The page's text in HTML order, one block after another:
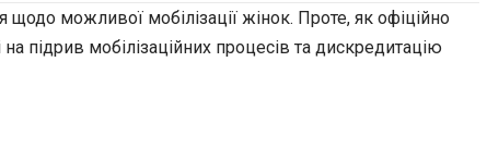
можливої мобілізації жінок. Проте, як офіційно
підрив мобілізаційних процесів та дискредитацію